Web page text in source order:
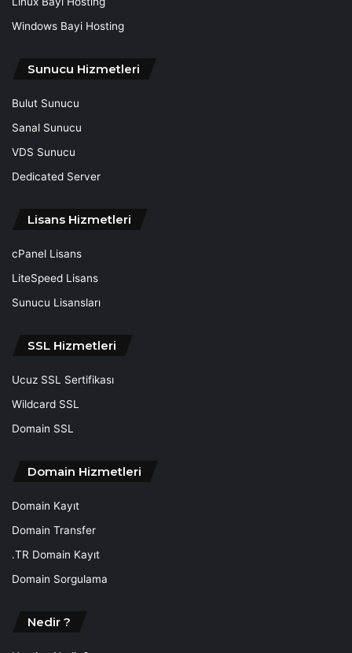
Windows Bayi Hosting
Sunucu Hizmetleri
Bulut Sunucu
Sanal Sunucu
VDS Sunucu
Dedicated Server
Lisans Hizmetleri
cPanel Lisans
LiteSpeed Lisans
Sunucu Lisansları
SSL Hizmetleri
Ucuz SSL Sertifikası
Wildcard SSL
Domain SSL
Domain Hizmetleri
Domain Kayıt
Domain Transfer
.TR Domain Kayıt
Domain Sorgulama
Nedir ?